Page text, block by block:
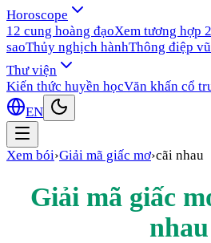
Horoscope
12 cung hoàng đạoXem tương hợp
saoThủy nghịch hànhThông điệp
Thư viện
Kiến thức huyền họcVăn khấn cổ
EN
Xem bói›Giải mã giấc mơ›cãi nhau
Giải mã giấc
nhau